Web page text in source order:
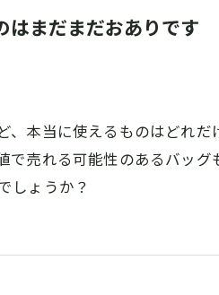
はまだまだおありです
、本当に使えるものはどれ
で売れる可能性のあるバッ
しょうか？